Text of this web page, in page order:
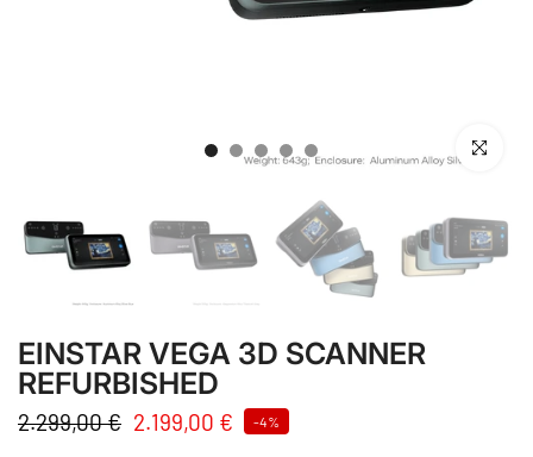
Anklicken
EINSTAR VEGA 3D SCANNER
REFURBISHED
2.299,00 € 2.199,00 € -4%